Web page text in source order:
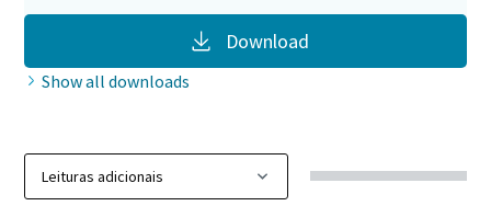
Download
Show all downloads